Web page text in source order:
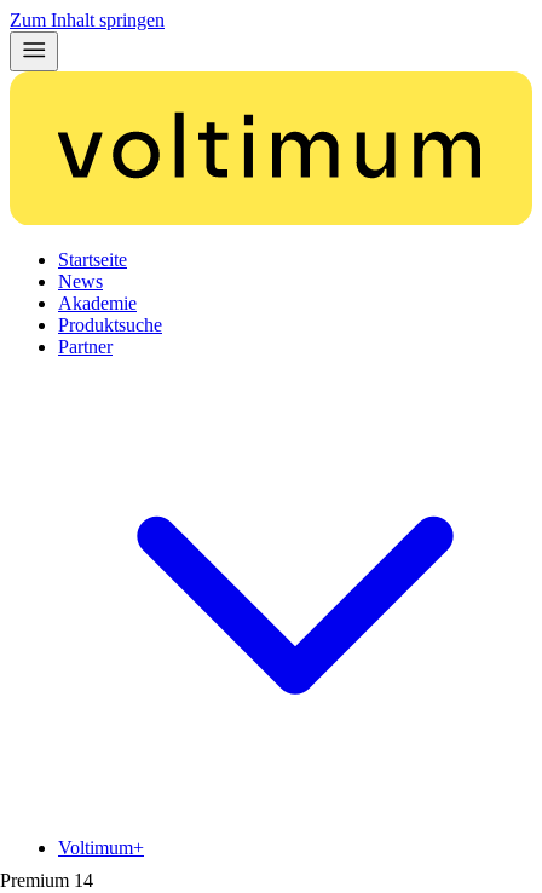
Zum Inhalt springen
Startseite
News
Akademie
Produktsuche
Partner
Premium 14
Voltimum+